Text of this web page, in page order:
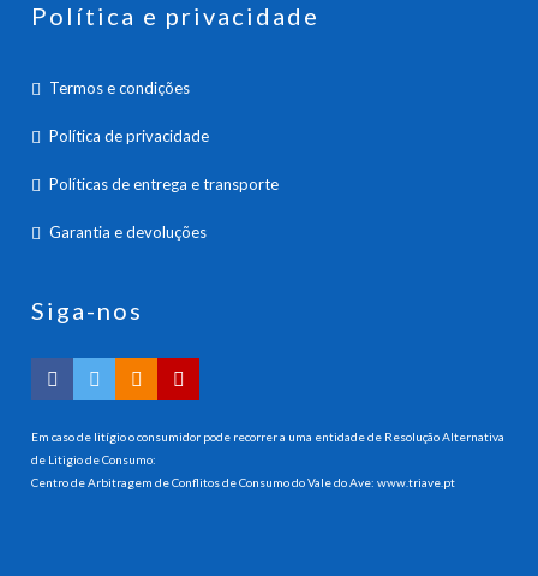
Política e privacidade
Termos e condições
Política de privacidade
Políticas de entrega e transporte
Garantia e devoluções
Siga-nos
Em caso de litígio o consumidor pode recorrer a uma entidade de Resolução Alternativa
de Litigio de Consumo:
Centro de Arbitragem de Conflitos de Consumo do Vale do Ave:www.triave.pt